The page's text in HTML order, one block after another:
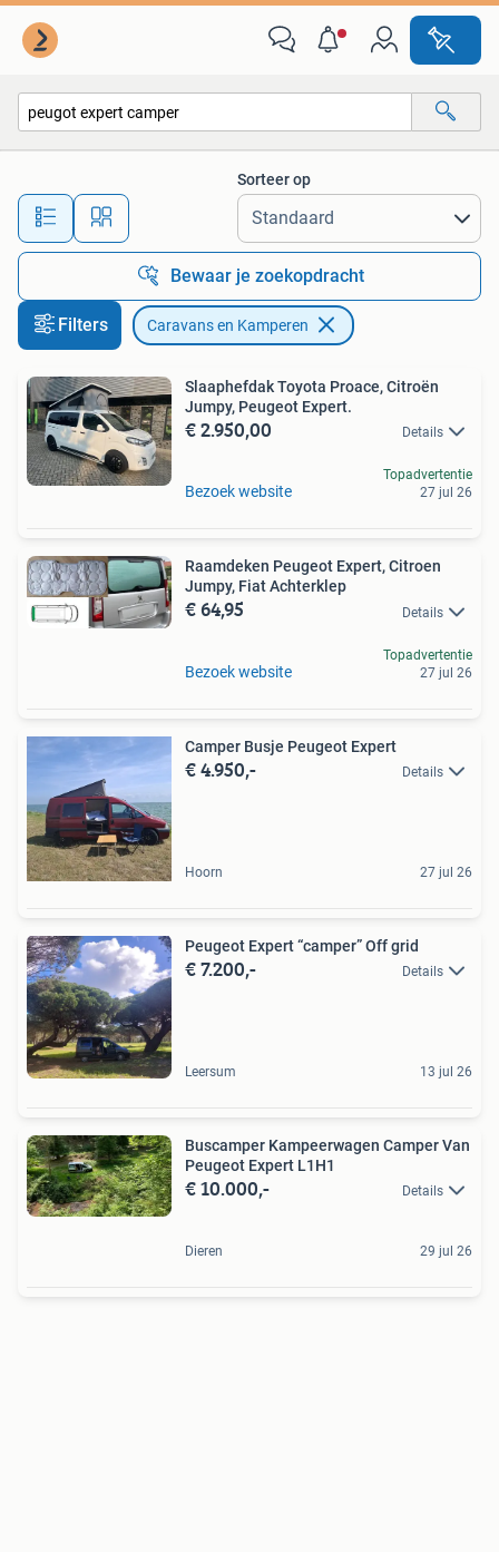
Alle afstanden…
Sorteer op
Bewaar je zoekopdracht
Filters Caravans en Kamperen
Slaaphefdak Toyota Proace, Citroën
Jumpy, Peugeot Expert.
€ 2.950,00 Details
Bezoek website
Topadvertentie
27 jul 26
Raamdeken Peugeot Expert, Citroen
Jumpy, Fiat Achterklep
€ 64,95 Details
Bezoek website
Topadvertentie
27 jul 26
Camper Busje Peugeot Expert
€ 4.950,- Details
Hoorn 27 jul 26
Peugeot Expert “camper” Off grid
€ 7.200,- Details
Leersum 13 jul 26
Buscamper Kampeerwagen Camper Van
Peugeot Expert L1H1
€ 10.000,- Details
Dieren 29 jul 26